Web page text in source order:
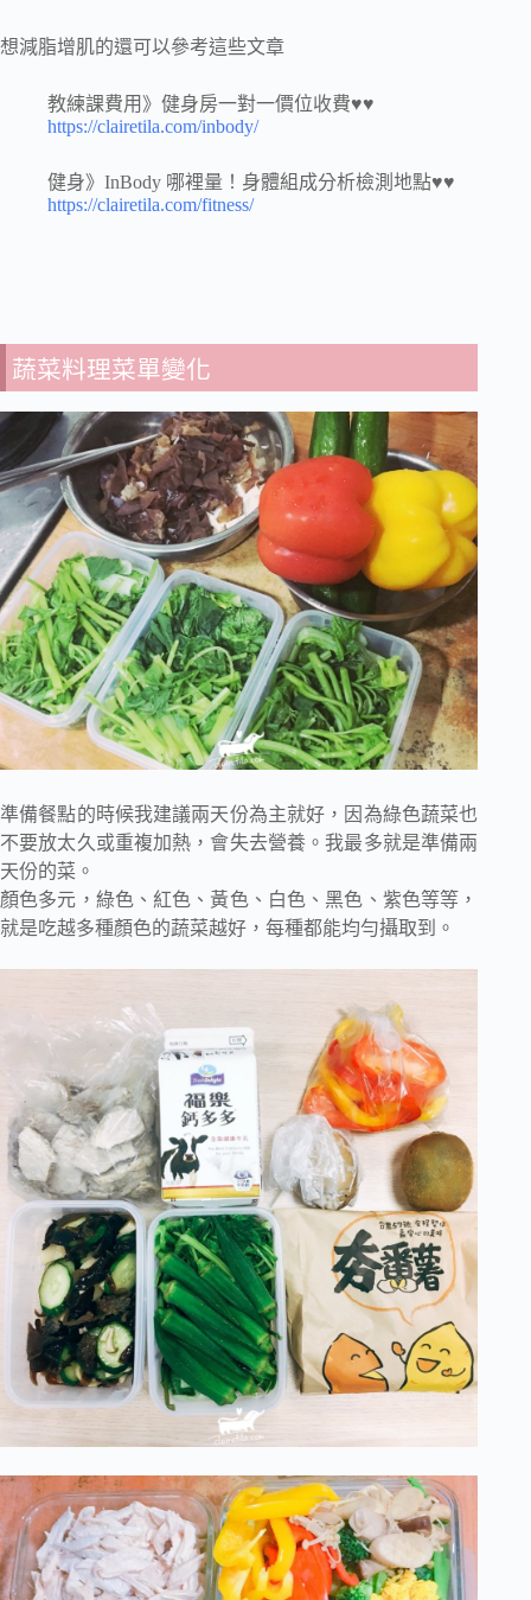
想減脂增肌的還可以參考這些文章
教練課費用》健身房一對一價位收費♥♥
https://clairetila.com/inbody/
健身》InBody 哪裡量！身體組成分析檢測地點♥♥
https://clairetila.com/fitness/
蔬菜料理菜單變化
準備餐點的時候我建議兩天份為主就好，因為綠色蔬菜也
不要放太久或重複加熱，會失去營養。我最多就是準備兩
天份的菜。
顏色多元，綠色、紅色、黃色、白色、黑色、紫色等等，
就是吃越多種顏色的蔬菜越好，每種都能均勻攝取到。